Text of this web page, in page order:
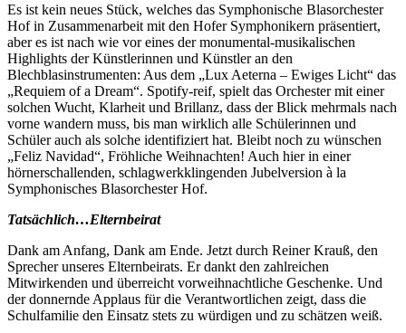
Es ist kein neues Stück, welches das Symphonische Blasorchester
Hof in Zusammenarbeit mit den Hofer Symphonikern präsentiert,
aber es ist nach wie vor eines der monumental-musikalischen
Highlights der Künstlerinnen und Künstler an den
Blechblasinstrumenten: Aus dem „Lux Aeterna – Ewiges Licht“ das
„Requiem of a Dream“. Spotify-reif, spielt das Orchester mit einer
solchen Wucht, Klarheit und Brillanz, dass der Blick mehrmals nach
vorne wandern muss, bis man wirklich alle Schülerinnen und
Schüler auch als solche identifiziert hat. Bleibt noch zu wünschen
„Feliz Navidad“, Fröhliche Weihnachten! Auch hier in einer
hörnerschallenden, schlagwerkklingenden Jubelversion à la
Symphonisches Blasorchester Hof.
Tatsächlich…Elternbeirat
Dank am Anfang, Dank am Ende. Jetzt durch Reiner Krauß, den
Sprecher unseres Elternbeirats. Er dankt den zahlreichen
Mitwirkenden und überreicht vorweihnachtliche Geschenke. Und
der donnernde Applaus für die Verantwortlichen zeigt, dass die
Schulfamilie den Einsatz stets zu würdigen und zu schätzen weiß.